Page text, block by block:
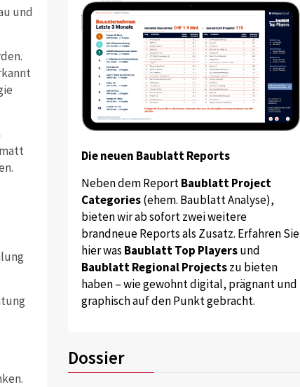
und
Die neuen Baublatt Reports
Neben dem ReportBaublatt Project
Categories(ehem. Baublatt Analyse),
bieten wir ab sofort zwei weitere
brandneue Reports als Zusatz. Erfahren Sie
hier was Baublatt Top Playersund
Baublatt Regional Projectszu bieten
haben – wie gewohnt digital, prägnant und
graphisch auf den Punkt gebracht.
Dossier